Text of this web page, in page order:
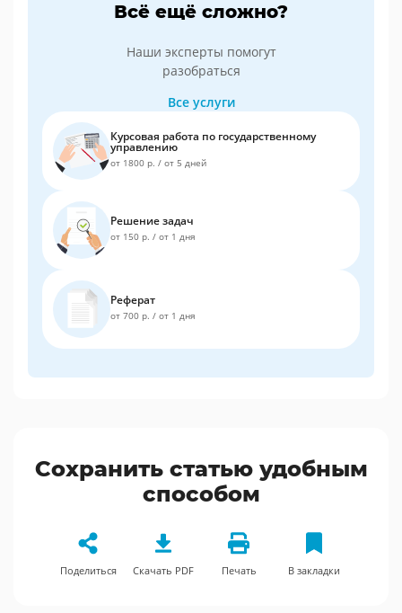
Всё ещё сложно?
Наши эксперты помогут
разобраться
Все услуги
Курсовая работа по государственному
управлению
от 1800 р. / от 5 дней
Решение задач
от 150 р. / от 1 дня
Реферат
от 700 р. / от 1 дня
Сохранить статью удобным
способом
Поделиться Скачать PDF Печать В закладки